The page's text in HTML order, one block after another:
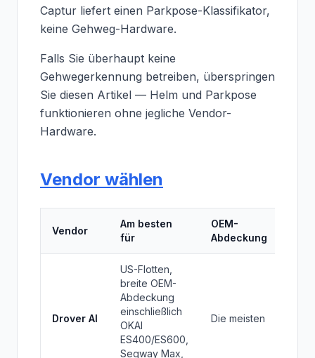
Captur liefert einen Parkpose-Klassifikator,
keine Gehweg-Hardware.
Falls Sie überhaupt keine
Gehwegerkennung betreiben, überspringen
Sie diesen Artikel — Helm und Parkpose
funktionieren ohne jegliche Vendor-
Hardware.
Vendor wählen
Vendor
Am besten
für
OEM-
Abdeckung
Drover AI
US-Flotten,
breite OEM-
Abdeckung
einschließlich
OKAI
ES400/ES600,
Segway Max,
Die meisten